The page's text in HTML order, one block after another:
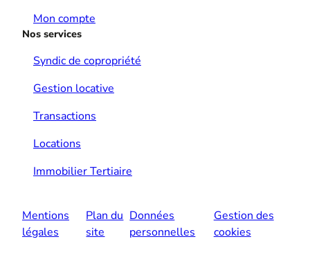
Mon compte
Nos services
Syndic de copropriété
Gestion locative
Transactions
Locations
Immobilier Tertiaire
Mentions
légales
Plan du
site
Données
personnelles
Gestion des
cookies